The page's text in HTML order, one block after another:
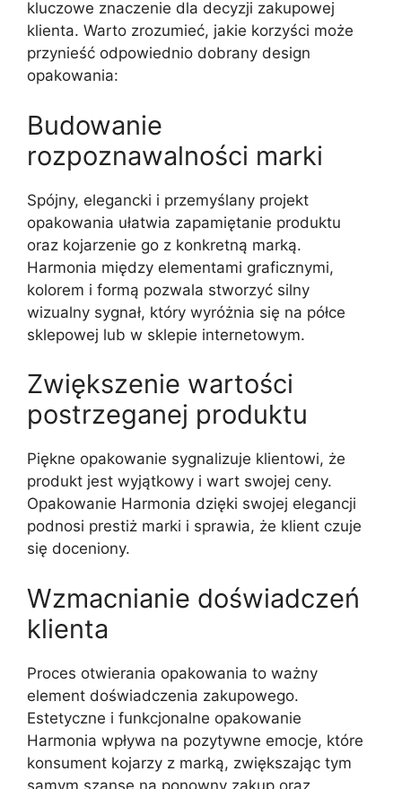
kluczowe znaczenie dla decyzji zakupowej
klienta. Warto zrozumieć, jakie korzyści może
przynieść odpowiednio dobrany design
opakowania:
Budowanie
rozpoznawalności marki
Spójny, elegancki i przemyślany projekt
opakowania ułatwia zapamiętanie produktu
oraz kojarzenie go z konkretną marką.
Harmonia między elementami graficznymi,
kolorem i formą pozwala stworzyć silny
wizualny sygnał, który wyróżnia się na półce
sklepowej lub w sklepie internetowym.
Zwiększenie wartości
postrzeganej produktu
Piękne opakowanie sygnalizuje klientowi, że
produkt jest wyjątkowy i wart swojej ceny.
Opakowanie Harmonia dzięki swojej elegancji
podnosi prestiż marki i sprawia, że klient czuje
się doceniony.
Wzmacnianie doświadczeń
klienta
Proces otwierania opakowania to ważny
element doświadczenia zakupowego.
Estetyczne i funkcjonalne opakowanie
Harmonia wpływa na pozytywne emocje, które
konsument kojarzy z marką, zwiększając tym
samym szanse na ponowny zakup oraz